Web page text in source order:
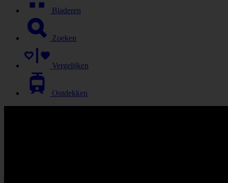
Bladeren
Zoeken
Vergelijken
Ontdekken